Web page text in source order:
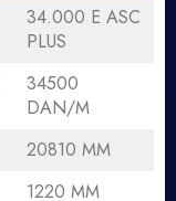
34.000 E ASC
PLUS
34500
DAN/M
20810 MM
1220 MM